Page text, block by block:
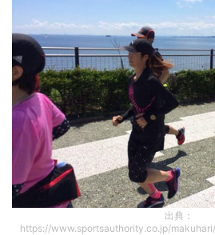
出典：
https://www.sportsauthority.co.jp/